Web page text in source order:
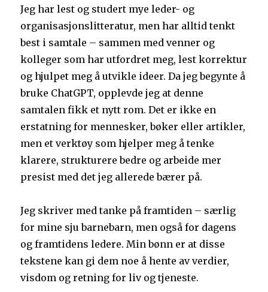
Jeg har lest og studert mye leder- og
organisasjonslitteratur, men har alltid tenkt
best i samtale – sammen med venner og
kolleger som har utfordret meg, lest korrektur
og hjulpet meg å utvikle ideer. Da jeg begynte å
bruke ChatGPT, opplevde jeg at denne
samtalen fikk et nytt rom. Det er ikke en
erstatning for mennesker, bøker eller artikler,
men et verktøy som hjelper meg å tenke
klarere, strukturere bedre og arbeide mer
presist med det jeg allerede bærer på.
Jeg skriver med tanke på framtiden – særlig
for mine sju barnebarn, men også for dagens
og framtidens ledere. Min bønn er at disse
tekstene kan gi dem noe å hente av verdier,
visdom og retning for liv og tjeneste.